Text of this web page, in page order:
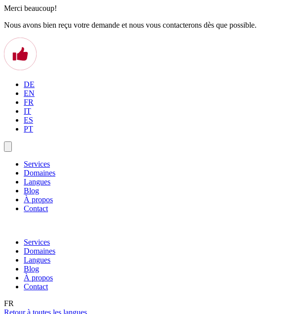
Merci beaucoup!
Nous avons bien reçu votre demande et nous vous contacterons dès que possible.
DE
EN
FR
IT
ES
PT
Services
Domaines
Langues
Blog
À propos
Contact
Services
Domaines
Langues
Blog
À propos
Contact
FR
Retour à toutes les langues